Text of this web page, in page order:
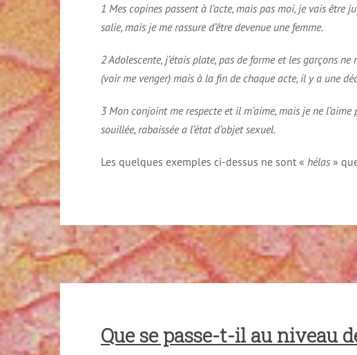
1 Mes copines passent à l’acte, mais pas moi, je vais être
salie, mais je me rassure d’être devenue une femme.
2 Adolescente, j’étais plate, pas de forme et les garçons
(voir me venger) mais à la fin de chaque acte, il y a une
3 Mon conjoint me respecte et il m’aime, mais je ne
souillée, rabaissée a l’état d’objet sexuel.
Les quelques exemples ci-dessus ne sont « hélas»
Que se passe-t-il au niveau